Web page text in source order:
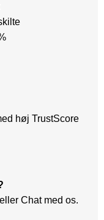
høj TrustScore
eller Chat med os.